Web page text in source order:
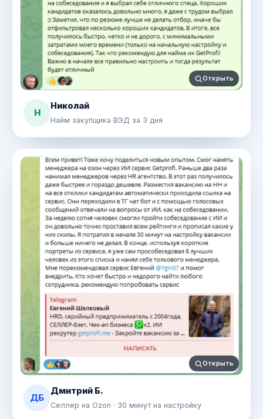
Открыть
Н
Николай
Найм закупщика ВЭД за 3 дня
Открыть
ДБ
Дмитрий Б.
Селлер на Ozon · 30 минут на настройку